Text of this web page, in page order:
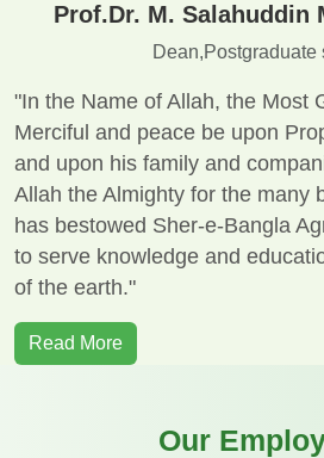
Prof.Dr. M. Salahuddin
Dean,Postgraduate
"In the Name of Allah, the Most
Merciful and peace be upon
and upon his family and
Allah the Almighty for the many
has bestowed Sher-e-Bangla
to serve knowledge and
of the earth."
Read More
Our